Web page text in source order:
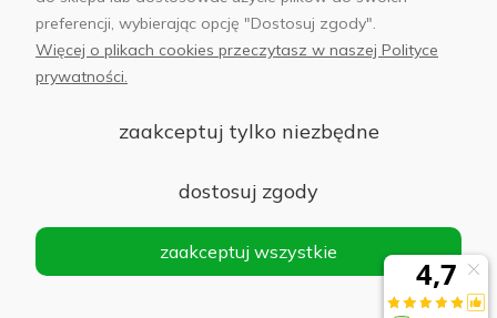
+48 797 971 275
Sp. z o.o.
Siedziba: 02-486 WARSZAWA, Al. Jerozolimskie 176, NIP
1132646403 KRS nr 0000271999
preferencji, wybierając opcję "Dostosuj zgody".
Więcej o plikach cookies przeczytasz w naszej Polityce
prywatności.
zaakceptuj tylko niezbędne
dostosuj zgody
zaakceptuj wszystkie